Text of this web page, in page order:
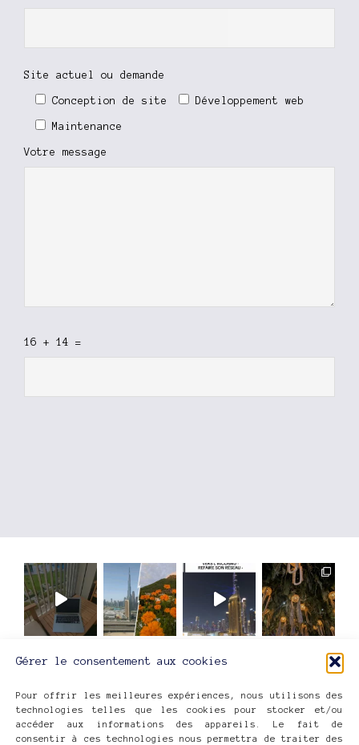
Gérer le consentement aux cookies
Pour offrir les meilleures expériences, nous utilisons des
technologies telles que les cookies pour stocker et/ou
accéder aux informations des appareils. Le fait de
consentir à ces technologies nous permettra de traiter des
Site actuel ou demande
Conception de site Développement web
Maintenance
Votre message
16 + 14 =
ME SUIVRE SUR INSTAGRAM